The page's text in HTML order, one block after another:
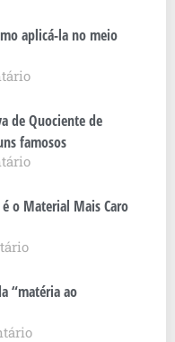
aplicá-la no meio
de Quociente de
famosos
o Material Mais Caro
“matéria ao